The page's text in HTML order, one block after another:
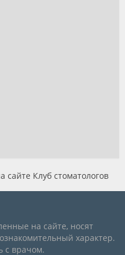
сайте Клуб стоматологов
на сайте, носят
характер.
с врачом.